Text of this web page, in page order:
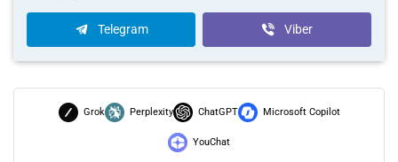
Telegram Viber
Grok Perplexity ChatGPT Microsoft Copilot
YouChat